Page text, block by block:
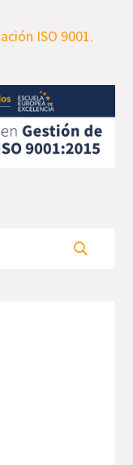
ISO 9001.